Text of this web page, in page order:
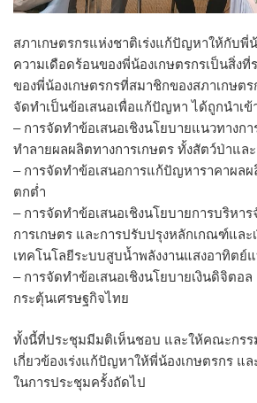
สภาเกษตรกรแห่งชาติเร่งแก้ปัญหาให้กับพี่น้
ความเดือดร้อนของพี่น้องเกษตรกรเป็นสิ่ง
ของพี่น้องเกษตรกรที่สมาชิกของสภาเกษต
จัดทำเป็นข้อเสนอเพื่อแก้ปัญหา ได้ถูกนำเ
– การจัดทำข้อเสนอเชิงนโยบายแนวทางก
ทำลายผลผลิตทางการเกษตร ทั้งสัตว์ป่าแล
– การจัดทำข้อเสนอการแก้ปัญหาราคาผลผ
ตกต่ำ
– การจัดทำข้อเสนอเชิงนโยบายการบริหา
การเกษตร และการปรับปรุงหลักเกณฑ์แล
เทคโนโลยีระบบสูบน้ำพลังงานแสงอาทิตย์
– การจัดทำข้อเสนอเชิงนโยบายเงินดิจิตอล
กระตุ้นเศรษฐกิจไทย
ทั้งนี้ที่ประชุมมีมติเห็นชอบ และให้คณะกร
เกี่ยวข้องเร่งแก้ปัญหาให้พี่น้องเกษตรกร แ
ในการประชุมครั้งถัดไป